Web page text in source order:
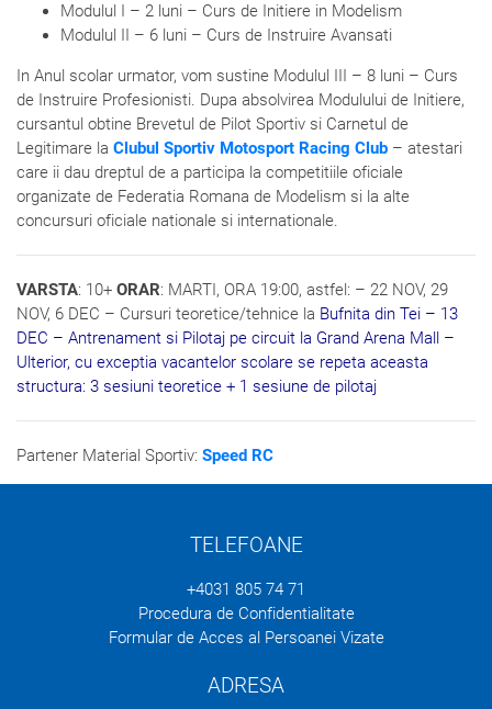
Modulul I – 2 luni – Curs de Initiere in Modelism
Modulul II – 6 luni – Curs de Instruire Avansati
In Anul scolar urmator, vom sustine Modulul III – 8 luni – Curs
de Instruire Profesionisti. Dupa absolvirea Modulului de Initiere,
cursantul obtine Brevetul de Pilot Sportiv si Carnetul de
Legitimare la Clubul Sportiv Motosport Racing Club – atestari
care ii dau dreptul de a participa la competitiile oficiale
organizate de Federatia Romana de Modelism si la alte
concursuri oficiale nationale si internationale.
VARSTA: 10+ ORAR: MARTI, ORA 19:00, astfel: – 22 NOV, 29
NOV, 6 DEC – Cursuri teoretice/tehnice la Bufnita din Tei – 13
DEC – Antrenament si Pilotaj pe circuit la Grand Arena Mall
–
Ulterior, cu exceptia vacantelor scolare se repeta aceasta
structura: 3 sesiuni teoretice + 1 sesiune de pilotaj
Partener Material Sportiv: Speed RC
TELEFOANE
+4031 805 74 71
Procedura de Confidentialitate
Formular de Acces al Persoanei Vizate
ADRESA